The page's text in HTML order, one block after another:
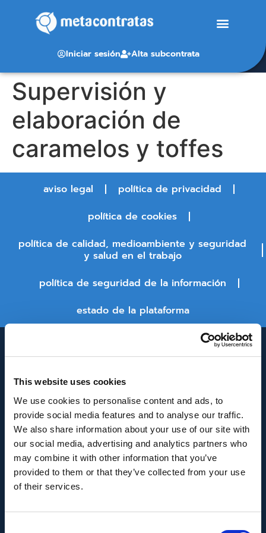
This website uses cookies
We use cookies to personalise content and ads, to
provide social media features and to analyse our traffic.
We also share information about your use of our site with
our social media, advertising and analytics partners who
may combine it with other information that you’ve
provided to them or that they’ve collected from your use
of their services.
Iniciar sesión Alta subcontrata
Supervisión y
elaboración de
caramelos y toffes
aviso legal
política de privacidad
política de cookies
política de calidad, medioambiente y seguridad
y salud en el trabajo
política de seguridad de la información
estado de la plataforma
INNOVACIÓN Y DESARROLLO DE ANDALUCÍA
IDEA
Se ha recibido un incentivo de la Agencia de
Junta de Andalucía, por un importe de